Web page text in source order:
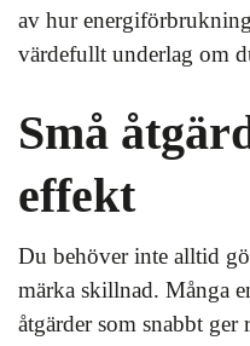
av hur
värdefullt underlag om
Små
effekt
Du behöver inte alltid
märka skillnad. Många
åtgärder som snabbt ger